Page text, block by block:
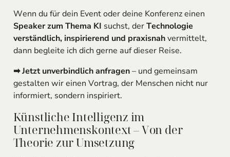
Wenn du für dein Event oder deine Konferenz einen
Speaker zum Thema KI suchst, derTechnologie
verständlich, inspirierend und praxisnahvermittelt,
dann begleite ich dich gerne auf dieser Reise.
➡ Jetzt unverbindlich anfragen– und gemeinsam
gestalten wir einen Vortrag, der Menschen nicht nur
informiert, sondern inspiriert.
Künstliche Intelligenz im
Unternehmenskontext – Von der
Theorie zur Umsetzung